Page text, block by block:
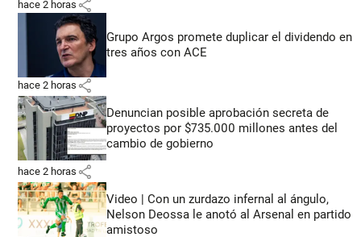
hace 2 horas share
Grupo Argos promete duplicar el dividendo en
tres años con ACE
hace 2 horas share
Denuncian posible aprobación secreta de
proyectos por $735.000 millones antes del
cambio de gobierno
hace 2 horas share
Video | Con un zurdazo infernal al ángulo,
Nelson Deossa le anotó al Arsenal en partido
amistoso